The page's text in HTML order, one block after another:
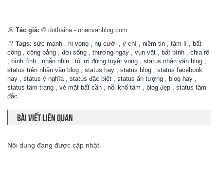
Tác giả: © dothaiha - nhanvanblog.com
Tags: sức mạnh , hi vọng , nụ cười , ý chí , niềm tin , tâm lí , bất
công , công bằng , đời sống , thường ngày , vụn vặt , bất bình , chia rẽ
, bình tĩnh , nhẫn nhịn , tôi ơi đừng tuyệt vọng , status nhân văn blog ,
status trên nhân văn blog , status hay , status blog , status facebook
hay , status ý nghĩa, status đặc biệt , status ấn tượng , blog hay ,
status tâm trạng , vẻ mặt bất cần , nỗi khổ tâm , blog đẹp , status tâm
đắc
BÀI VIẾT LIÊN QUAN
Nội dung đang được cập nhật.